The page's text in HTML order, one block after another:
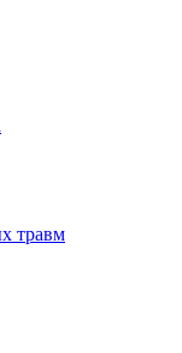
травм